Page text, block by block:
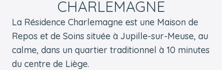
CHARLEMAGNE
La Résidence Charlemagne est une Maison de
Repos et de Soins située à Jupille-sur-Meuse, au
calme, dans un quartier traditionnel à 10 minutes
du centre de Liège.